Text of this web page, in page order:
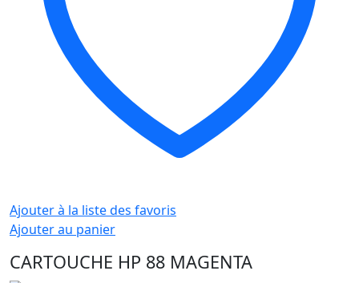
Ajouter à la liste des favoris
Ajouter au panier
CARTOUCHE HP 88 MAGENTA